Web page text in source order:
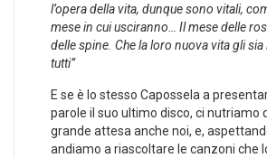
l’opera della vita, dunque sono vitali,
mese in cui usciranno… Il mese delle
delle spine. Che la loro nuova vita gli sia
tutti”
E se è lo stesso Capossela a
parole il suo ultimo disco, ci nutriamo
grande attesa anche noi, e,
andiamo a riascoltare le canzoni che